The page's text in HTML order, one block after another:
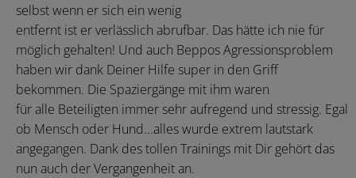
selbst wenn er sich ein wenig
entfernt ist er verlässlich abrufbar. Das hätte ich nie für
möglich gehalten! Und auch Beppos Agressionsproblem
haben wir dank Deiner Hilfe super in den Griff
bekommen. Die Spaziergänge mit ihm waren
für alle Beteiligten immer sehr aufregend und stressig. Egal
ob Mensch oder Hund...alles wurde extrem lautstark
angegangen. Dank des tollen Trainings mit Dir gehört das
nun auch der Vergangenheit an.